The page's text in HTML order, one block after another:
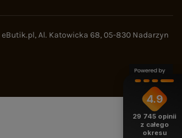
eButik.pl,Al. Katowicka 68,05-830 Nadarzyn
4.9
29 745 opinii
z całego
okresu